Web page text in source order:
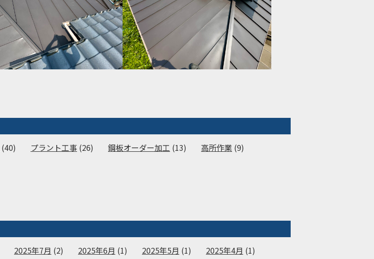
(40) プラント工事 (26) 鋼板オーダー加工 (13) 高所作業 (9)
2025年7月 (2) 2025年6月 (1) 2025年5月 (1) 2025年4月 (1)